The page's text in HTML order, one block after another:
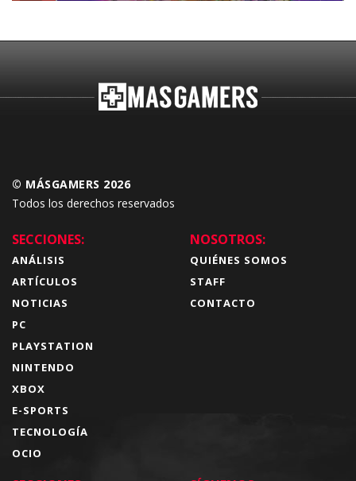
© MÁSGAMERS 2026
Todos los derechos reservados
SECCIONES:
ANÁLISIS
ARTÍCULOS
NOTICIAS
PC
PLAYSTATION
NINTENDO
XBOX
E-SPORTS
TECNOLOGÍA
OCIO
NOSOTROS:
QUIÉNES SOMOS
STAFF
CONTACTO